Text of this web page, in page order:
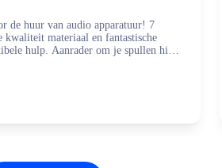
de huur van audio apparatuur! 7
kwaliteit materiaal en fantastische
hulp. Aanrader om je spullen hier